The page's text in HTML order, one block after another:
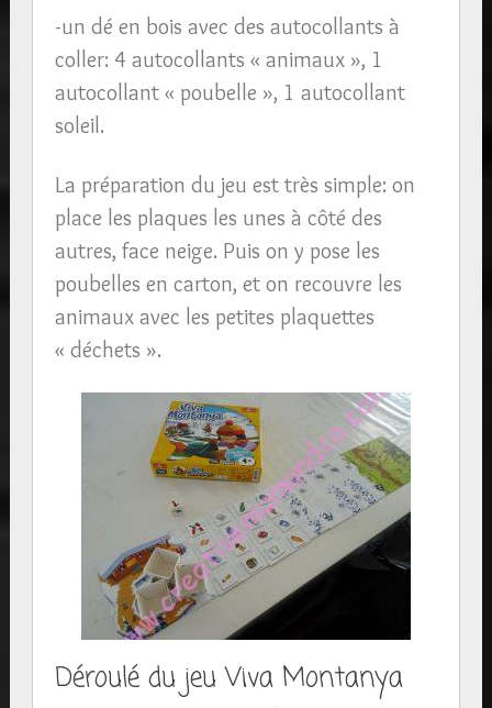
-un dé en bois avec des autocollants à
coller: 4 autocollants « animaux », 1
autocollant « poubelle », 1 autocollant
soleil.
La préparation du jeu est très simple: on
place les plaques les unes à côté des
autres, face neige. Puis on y pose les
poubelles en carton, et on recouvre les
animaux avec les petites plaquettes
« déchets ».
Déroulé du jeu Viva Montanya